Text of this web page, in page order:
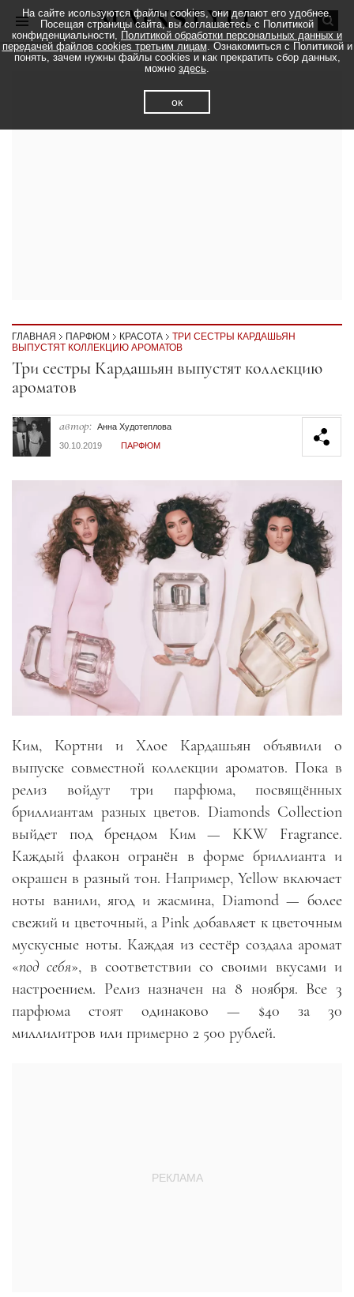
ГЛАВНАЯ ПАРФЮМ КРАСОТА
ТРИ СЕСТРЫ КАРДАШЬЯН
ВЫПУСТЯТ КОЛЛЕКЦИЮ АРОМАТОВ
Секция статей
Три сестры Кардашьян выпустят коллекцию
ароматов
автор: Анна Худотеплова
30.10.2019
ПАРФЮМ
Ким, Кортни и Хлое Кардашьян объявили о
выпуске совместной коллекции ароматов. Пока в
релиз войдут три парфюма, посвящённых
бриллиантам разных цветов. Diamonds Collection
выйдет под брендом Ким — KKW Fragrance.
Каждый флакон огранён в форме бриллианта и
окрашен в разный тон. Например, Yellow включает
ноты ванили, ягод и жасмина, Diamond — более
свежий и цветочный, а Pink добавляет к цветочным
мускусные ноты. Каждая из сестёр создала аромат
«под себя», в соответствии со своими вкусами и
настроением. Релиз назначен на 8 ноября. Все 3
парфюма стоят одинаково — $40 за 30
миллилитров или примерно 2 500 рублей.
На сайте исользуются файлы cookies, они делают его удобнее.
Посещая страницы сайта, вы соглашаетесь с Политикой
конфиденциальности, Политикой обработки персональных данных и
передачей файлов cookies третьим лицам. Ознакомиться с Политикой и
понять, зачем нужны файлы cookies и как прекратить сбор данных,
можно здесь.
ок